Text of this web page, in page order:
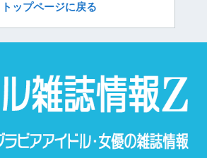
トップページに戻る